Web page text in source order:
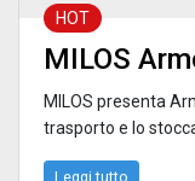
HOT
MILOS
MILOS presenta
trasporto e lo
Leggi tutto